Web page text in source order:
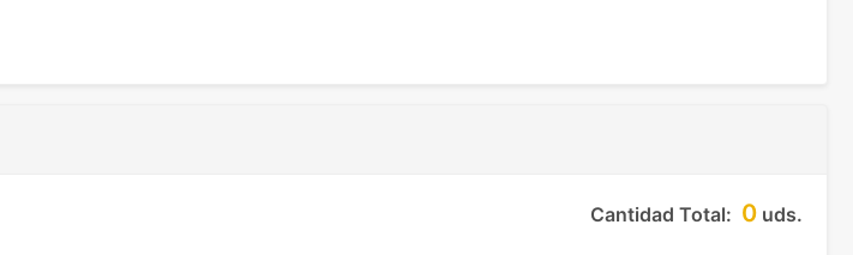
Cantidad Total: 0 uds.